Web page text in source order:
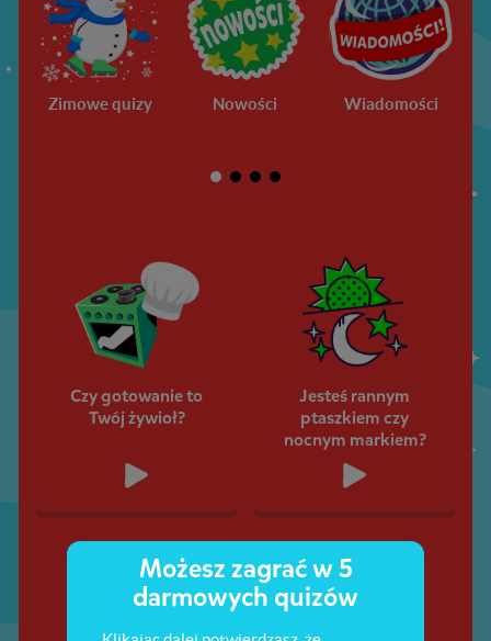
Zimowe quizy Nowości Wiadomości
Czy gotowanie to
Twój żywioł?
Jesteś rannym
ptaszkiem czy
nocnym markiem?
Możesz zagrać w 5
darmowych quizów